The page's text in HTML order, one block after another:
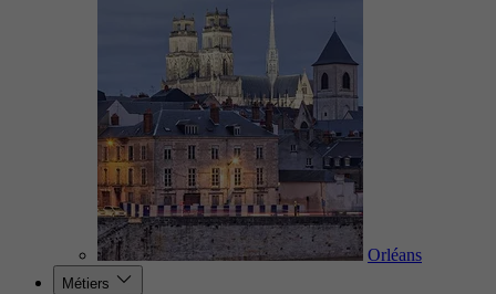
Orléans
Métiers